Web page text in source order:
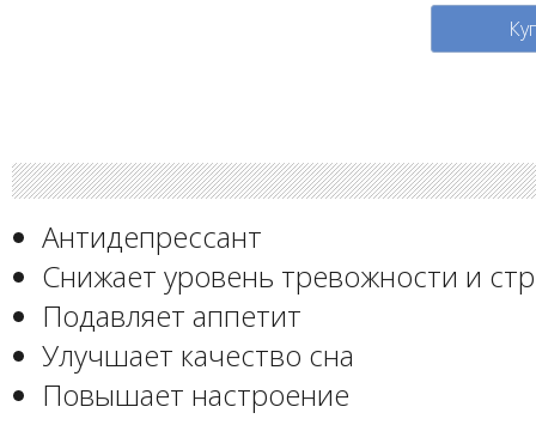
Антидепрессант
Снижает уровень тревожности и
Подавляет аппетит
Улучшает качество сна
Повышает настроение